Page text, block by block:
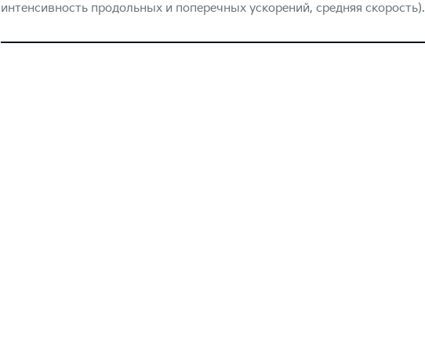
интенсивность продольных и поперечных ускорений, средняя скорость).